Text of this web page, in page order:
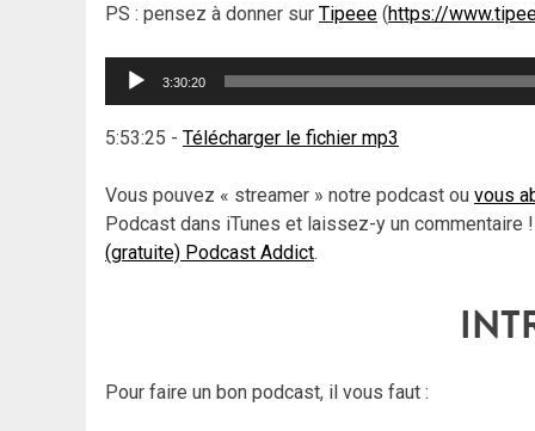
PS : pensez à donner sur Tipeee (https://
Lecteur
3:30:20
5:53:25 - Télécharger le fichier mp3
Vous pouvez « streamer » notre podcast ou vous
Podcast dans iTunes et laissez-y un commentaire
(gratuite) Podcast Addict.
Pour faire un bon podcast, il vous faut :